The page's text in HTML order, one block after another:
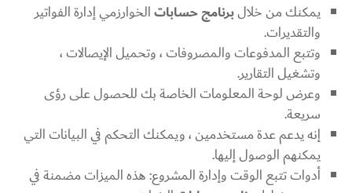
يمكنك من خلالبرنامج حساباتالخوارزمي إدارة الفواتير
والتقديرات.
وتتبع المدفوعات والمصروفات ، وتحميل الإيصالات ،
وتشغيل التقارير.
وعرض لوحة المعلومات الخاصة بك للحصول على رؤى
سريعة.
إنه يدعم عدة مستخدمين ، ويمكنك التحكم في البيانات التي
يمكنهم الوصول إليها.
أدوات تتبع الوقت وإدارة المشروع: هذه الميزات مضمنة في